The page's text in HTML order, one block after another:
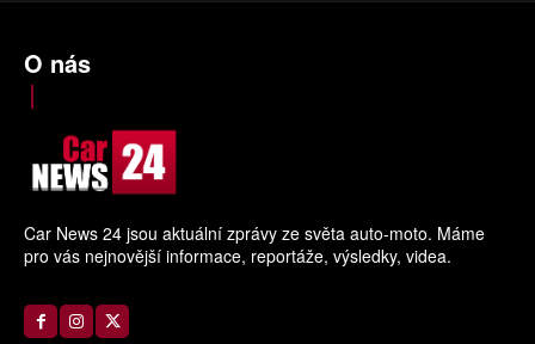
O nás
Car News 24 jsou aktuální zprávy ze světa auto-moto. Máme
pro vás nejnovější informace, reportáže, výsledky, videa.